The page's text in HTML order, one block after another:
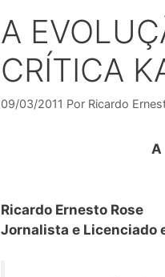
A
CRÍTICA
09/03/2011 Por Ricardo
A
Ricardo Ernesto Rose
Jornalista e Licenciado